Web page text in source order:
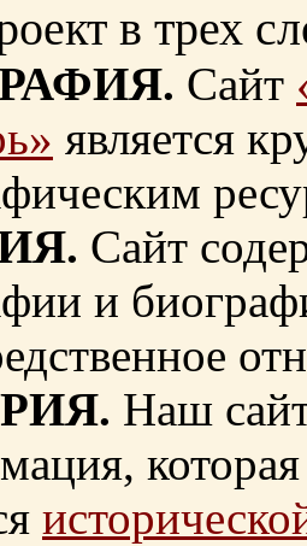
в трех
Сайт
является
Сайт
и
Наш
которая